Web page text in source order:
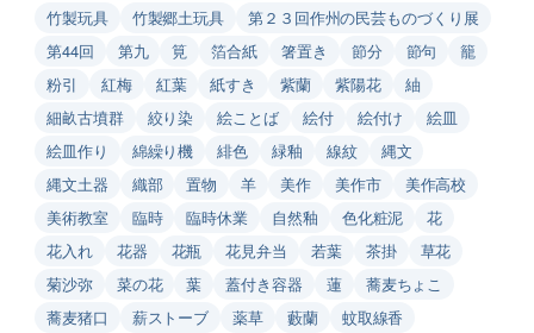
竹製玩具
竹製郷土玩具
第２３回作州の民芸ものづくり展
第44回
第九 筧 箔合紙 箸置き 節分 節句
籠
粉引
紅梅 紅葉 紙すき 紫蘭 紫陽花
紬
細畝古墳群
絞り染 絵ことば 絵付 絵付け
絵皿
絵皿作り
綿繰り機 緋色 緑釉 線紋
縄文
縄文土器
織部 置物 羊 美作 美作市
美作高校
美術教室
臨時 臨時休業 自然釉 色化粧泥
花
花入れ
花器 花瓶 花見弁当 若葉 茶掛
草花
菊沙弥
菜の花 葉 蓋付き容器 蓮
蕎麦ちょこ
蕎麦猪口
薪ストーブ 薬草 藪蘭
蚊取線香